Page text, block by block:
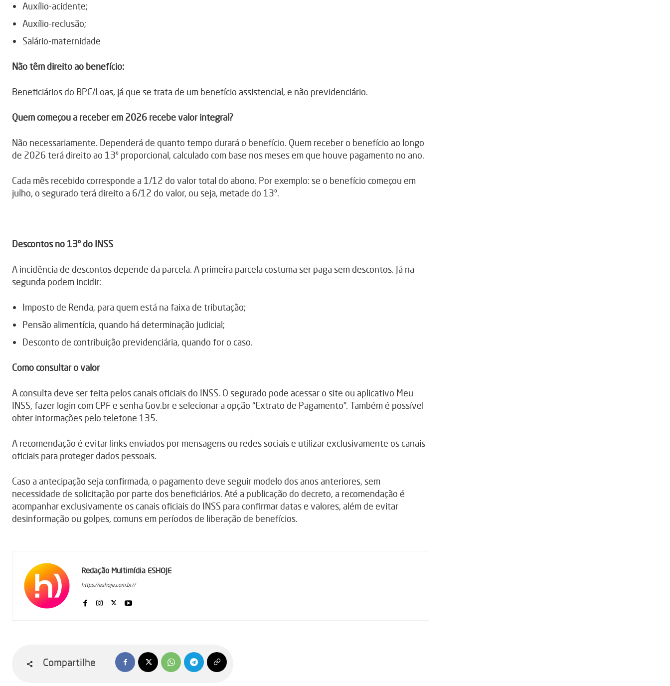
Auxílio-acidente;
Auxílio-reclusão;
Salário-maternidade
Não têm direito ao benefício:
Beneficiários do BPC/Loas, já que se trata de um benefício assistencial, e não previdenciário.
Quem começou a receber em 2026 recebe valor integral?
Não necessariamente. Dependerá de quanto tempo durará o benefício. Quem receber o benefício ao longo
de 2026 terá direito ao 13º proporcional, calculado com base nos meses em que houve pagamento no ano.
Cada mês recebido corresponde a 1/12 do valor total do abono. Por exemplo: se o benefício começou em
julho, o segurado terá direito a 6/12 do valor, ou seja, metade do 13º.
Descontos no 13º do INSS
A incidência de descontos depende da parcela. A primeira parcela costuma ser paga sem descontos. Já na
segunda podem incidir:
Imposto de Renda, para quem está na faixa de tributação;
Pensão alimentícia, quando há determinação judicial;
Desconto de contribuição previdenciária, quando for o caso.
Como consultar o valor
A consulta deve ser feita pelos canais oficiais do INSS. O segurado pode acessar o site ou aplicativo Meu
INSS, fazer login com CPF e senha Gov.br e selecionar a opção “Extrato de Pagamento”. Também é possível
obter informações pelo telefone 135.
A recomendação é evitar links enviados por mensagens ou redes sociais e utilizar exclusivamente os canais
oficiais para proteger dados pessoais.
Caso a antecipação seja confirmada, o pagamento deve seguir modelo dos anos anteriores, sem
necessidade de solicitação por parte dos beneficiários. Até a publicação do decreto, a recomendação é
acompanhar exclusivamente os canais oficiais do INSS para confirmar datas e valores, além de evitar
desinformação ou golpes, comuns em períodos de liberação de benefícios.
Redação Multimídia ESHOJE
https://eshoje.com.br//
Compartilhe